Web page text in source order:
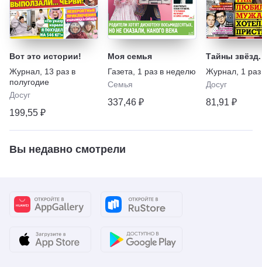
Вот это истории!
Журнал 13 раз в
полугодие
Досуг
199,55 ₽
Моя семья
Газета
1 раз в неделю
Семья
337,46 ₽
Тайны
Журнал 1
Досуг
81,91 ₽
Вы недавно смотрели